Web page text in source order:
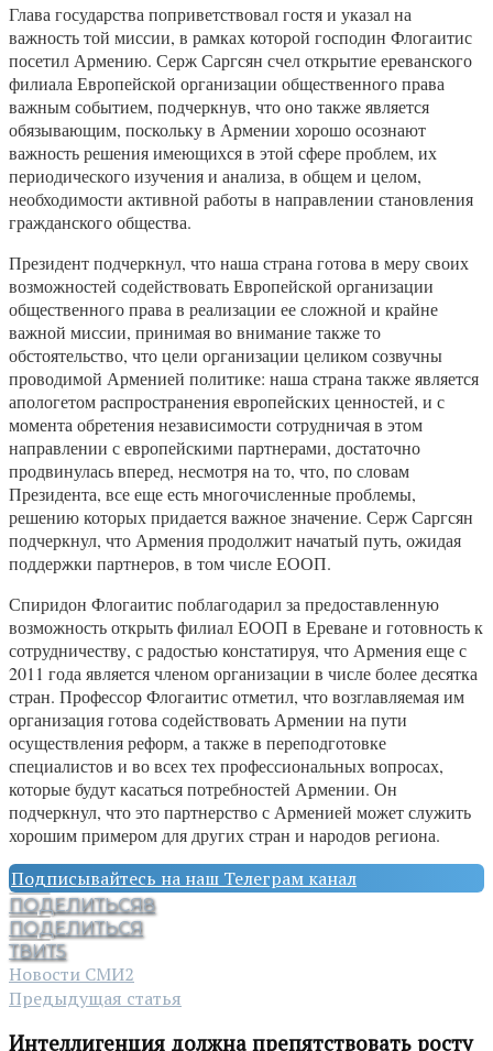
Глава государства поприветствовал гостя и указал на
важность той миссии, в рамках которой господин Флогаитис
посетил Армению. Серж Саргсян счел открытие ереванского
филиала Европейской организации общественного права
важным событием, подчеркнув, что оно также является
обязывающим, поскольку в Армении хорошо осознают
важность решения имеющихся в этой сфере проблем, их
периодического изучения и анализа, в общем и целом,
необходимости активной работы в направлении становления
гражданского общества.
Президент подчеркнул, что наша страна готова в меру своих
возможностей содействовать Европейской организации
общественного права в реализации ее сложной и крайне
важной миссии, принимая во внимание также то
обстоятельство, что цели организации целиком созвучны
проводимой Арменией политике: наша страна также является
апологетом распространения европейских ценностей, и с
момента обретения независимости сотрудничая в этом
направлении с европейскими партнерами, достаточно
продвинулась вперед, несмотря на то, что, по словам
Президента, все еще есть многочисленные проблемы,
решению которых придается важное значение. Серж Саргсян
подчеркнул, что Армения продолжит начатый путь, ожидая
поддержки партнеров, в том числе ЕООП.
Спиридон Флогаитис поблагодарил за предоставленную
возможность открыть филиал ЕООП в Ереване и готовность к
сотрудничеству, с радостью констатируя, что Армения еще с
2011 года является членом организации в числе более десятка
стран. Профессор Флогаитис отметил, что возглавляемая им
организация готова содействовать Армении на пути
осуществления реформ, а также в переподготовке
специалистов и во всех тех профессиональных вопросах,
которые будут касаться потребностей Армении. Он
подчеркнул, что это партнерство с Арменией может служить
хорошим примером для других стран и народов региона.
Подписывайтесь на наш Телеграм канал
ПОДЕЛИТЬСЯ8
ПОДЕЛИТЬСЯ
ТВИТ5
Новости СМИ2
Предыдущая статья
Интеллигенция должна препятствовать росту